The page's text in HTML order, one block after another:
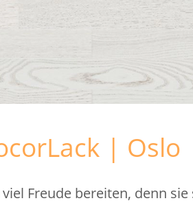
| Oslo
Freude bereiten, denn